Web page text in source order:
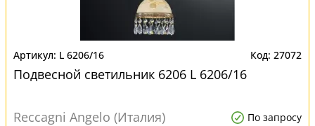
L 6206/16 27072
Подвесной светильник 6206 L 6206/16
Reccagni Angelo (Италия) По запросу